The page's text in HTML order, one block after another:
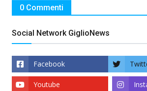
0 Commenti
Social Network GiglioNews
Facebook
Youtube